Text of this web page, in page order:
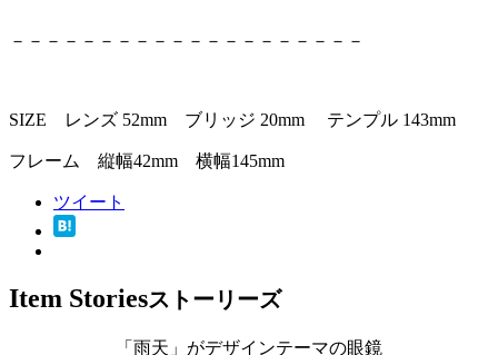
－－－－－－－－－－－－－－－－－－－－
SIZE レンズ 52mm ブリッジ 20mm テンプル 143mm
フレーム 縦幅42mm 横幅145mm
ツイート
Item Storiesストーリーズ
「雨天」がデザインテーマの眼鏡